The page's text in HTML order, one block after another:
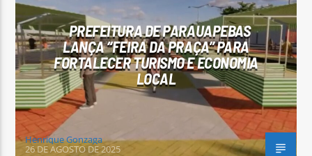
Arara Azul FM
PREFEITURA DE PARAUAPEBAS
LANÇA “FEIRA DA PRAÇA” PARA
FORTALECER TURISMO E ECONOMIA
LOCAL
Henrique Gonzaga
26 DE AGOSTO DE 2025